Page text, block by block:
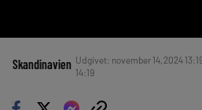
Skandinavien Udgivet: november 14, 2024
14:19